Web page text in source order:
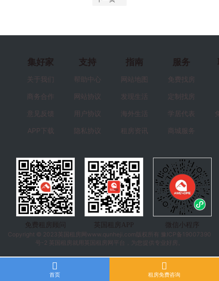
集好家
关于我们
商务合作
意见反馈
APP下载
支持
帮助中心
网站协议
用户协议
隐私协议
指南
网站地图
发现生活
海外生活
租房资讯
服务
免费找房
定制找房
学居代表
商城服务
免费租房顾问 英国租房APP
微信小程序
Copyright © 2023 英国租房 网www.qunheji.com版权所有
豫ICP备19007390
号-2 英国租房就用英国租房网平台，为您提供专业好房。
首页 租房免费咨询